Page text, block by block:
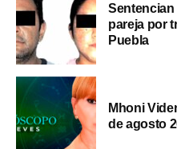
Sentencian
pareja por
Puebla
Mhoni
de agosto